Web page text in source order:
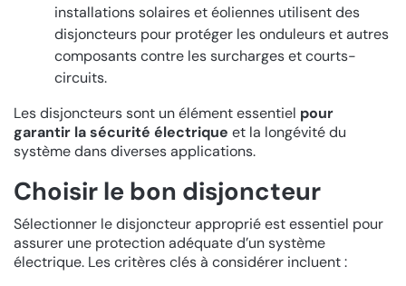
installations solaires et éoliennes utilisent des
disjoncteurs pour protéger les onduleurs et autres
composants contre les surcharges et courts-
circuits.
Les disjoncteurs sont un élément essentiel pour
garantir la sécurité électrique et la longévité du
système dans diverses applications.
Choisir le bon disjoncteur
Sélectionner le disjoncteur approprié est essentiel pour
assurer une protection adéquate d’un système
électrique. Les critères clés à considérer incluent :